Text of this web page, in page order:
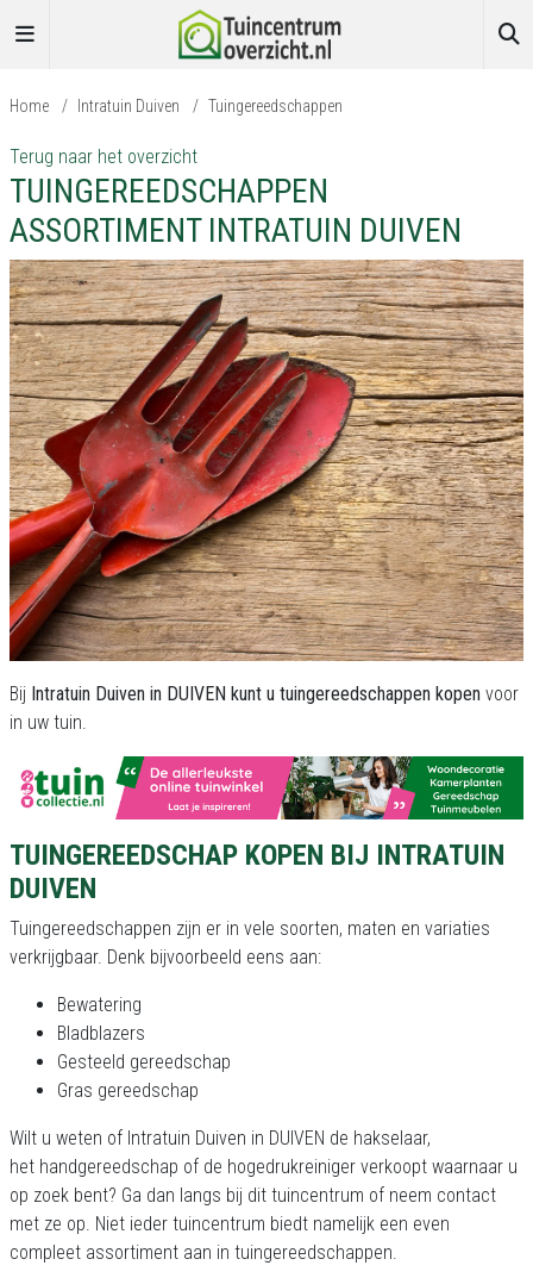
Home / Intratuin Duiven / Tuingereedschappen
Terug naar het overzicht
TUINGEREEDSCHAPPEN
ASSORTIMENT INTRATUIN DUIVEN
Bij Intratuin Duiven in DUIVEN kunt u tuingereedschappen kopen voor
in uw tuin.
TUINGEREEDSCHAP KOPEN BIJ INTRATUIN
DUIVEN
Tuingereedschappen zijn er in vele soorten, maten en variaties
verkrijgbaar. Denk bijvoorbeeld eens aan:
Bewatering
Bladblazers
Gesteeld gereedschap
Gras gereedschap
Wilt u weten of Intratuin Duiven in DUIVEN de hakselaar,
het handgereedschap of de hogedrukreiniger verkoopt waarnaar u
op zoek bent? Ga dan langs bij dit tuincentrum of neem contact
met ze op. Niet ieder tuincentrum biedt namelijk een even
compleet assortiment aan in tuingereedschappen.